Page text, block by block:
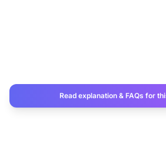
Read explanation & FAQs for